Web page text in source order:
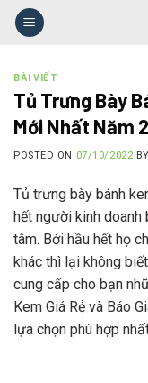
Skip
BÀI VIẾT
Tủ Trưng Bày
Mới Nhất Năm
POSTED ON 07/10/2022
Tủ trưng bày bánh
hết người kinh doanh
tâm. Bởi hầu hết họ
khác thì lại không
cung cấp cho bạn
Kem Giá Rẻ và Báo
lựa chọn phù hợp